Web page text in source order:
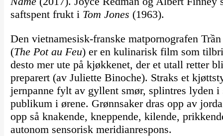
saftspent frukt i Tom Jones (1963).
Den vietnamesisk-franske matpornografen
(The Pot au Feu) er en kulinarisk film som
desto mer ute på kjøkkenet, der et utall retter
preparert (av Juliette Binoche). Straks et
jernpanne fylt av gyllent smør, splintres lyden
publikum i ørene. Grønnsaker dras opp av
opp så knakende, kneppende, kilende,
autonom sensorisk meridianrespons.